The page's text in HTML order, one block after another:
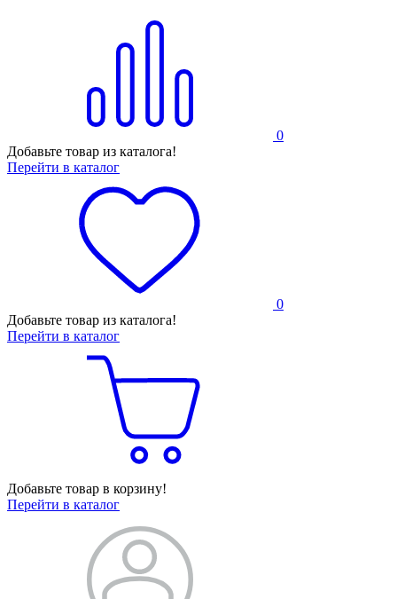
0
Добавьте товар из каталога!
Перейти в каталог
0
Добавьте товар из каталога!
Перейти в каталог
Добавьте товар в корзину!
Перейти в каталог